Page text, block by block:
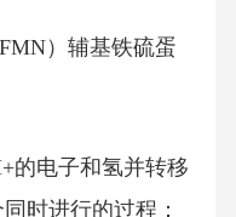
）辅基铁硫蛋
的电子和氢并转移
时进行的过程：